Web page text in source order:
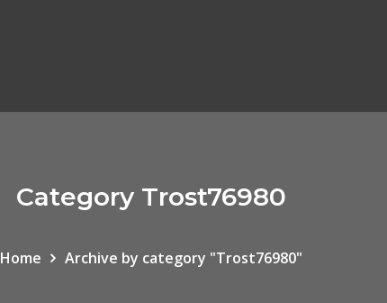
Category Trost76980
Home Archive by category "Trost76980"